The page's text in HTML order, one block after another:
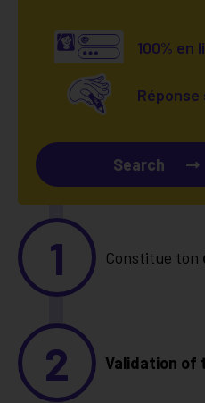
100% en
Réponse
Search
1 Constitue ton
2 Validation of